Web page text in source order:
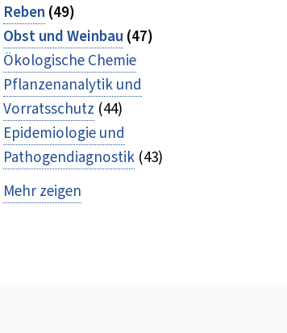
Reben (49)
Obst und Weinbau (47)
Ökologische Chemie
Pflanzenanalytik und
Vorratsschutz (44)
Epidemiologie und
Pathogendiagnostik (43)
Mehr zeigen